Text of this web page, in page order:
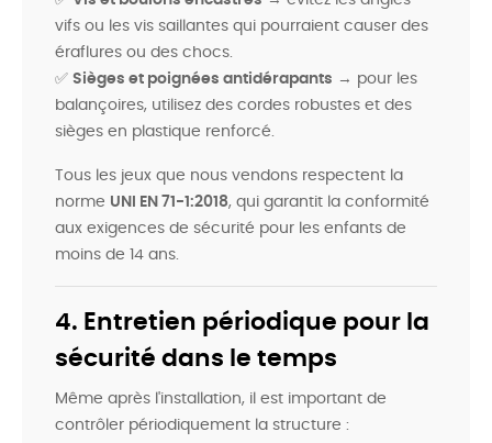
vifs ou les vis saillantes qui pourraient causer des
éraflures ou des chocs.
✅ Sièges et poignées antidérapants → pour les
balançoires, utilisez des cordes robustes et des
sièges en plastique renforcé.
Tous les jeux que nous vendons respectent la
norme UNI EN 71-1:2018, qui garantit la conformité
aux exigences de sécurité pour les enfants de
moins de 14 ans.
4. Entretien périodique pour la
sécurité dans le temps
Même après l'installation, il est important de
contrôler périodiquement la structure :